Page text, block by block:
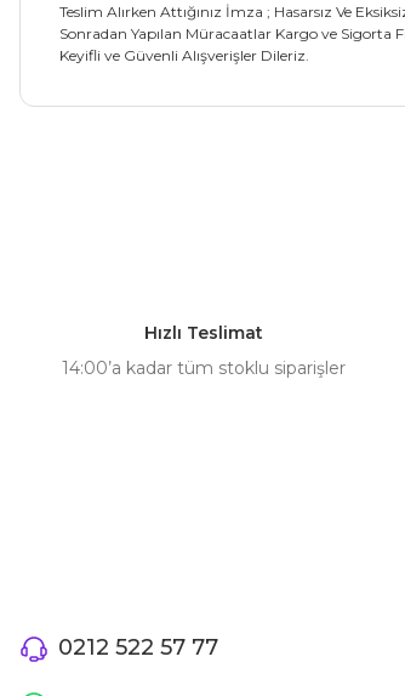
Teslim Alırken Attığınız İmza ; Hasarsız Ve
Sonradan Yapılan Müracaatlar Kargo ve Sigorta
Keyifli ve Güvenli Alışverişler Dileriz.
Ürün fiyatı diğer sitelerden daha pahalı.
Hızlı Teslimat
14:00’a kadar tüm stoklu siparişler
0212 522 57 77